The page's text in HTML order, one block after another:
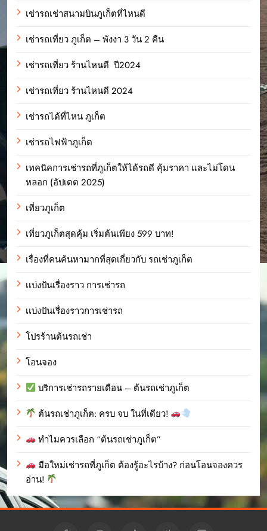
เช่ารถเช่าสนามบินภูเก็ตที่ไหนดี
เช่ารถเที่ยว ภูเก็ต – พังงา 3 วัน 2 คืน
เช่ารถเที่ยว ร้านไหนดี ปี2024
เช่ารถเที่ยว ร้านไหนดี 2024
เช่ารถได้ที่ไหน ภูเก็ต
เช่ารถไฟฟ้าภูเก็ต
เทคนิคการเช่ารถที่ภูเก็ตให้ได้รถดี คุ้มราคา และไม่โดน
หลอก (อัปเดต 2025)
เที่ยวภูเก็ต
เที่ยวภูเก็ตสุดคุ้ม เริ่มต้นเพียง 599 บาท!
เรื่องที่คนค้นหามากที่สุดเกี่ยวกับ รถเช่าภูเก็ต
เเบ่งปันเรื่องราว การเช่ารถ
เเบ่งปันเรื่องราวการเช่ารถ
โปรร้านต้นรถเช่า
โอนจอง
บริการเช่ารถรายเดือน – ต้นรถเช่าภูเก็ต
ต้นรถเช่าภูเก็ต: ครบ จบ ในที่เดียว!
ทำไมควรเลือก “ต้นรถเช่าภูเก็ต”
มือใหม่เช่ารถที่ภูเก็ต ต้องรู้อะไรบ้าง? ก่อนโอนจองควร
อ่าน!